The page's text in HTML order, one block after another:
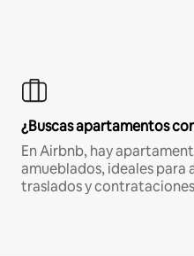
¿Buscas apartamentos
En Airbnb, hay
amueblados, ideales
traslados y